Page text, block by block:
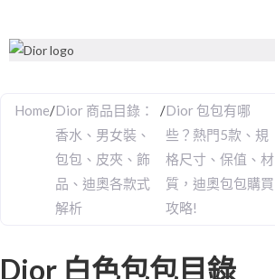
Home/Dior 商品目錄：
香水、男女裝、
包包、皮夾、飾
品、迪奧各款式
解析
/Dior 包包有哪
些？熱門5款、規
格尺寸、保值、材
質，迪奧包包購買
攻略!
Dior 白色包包目錄